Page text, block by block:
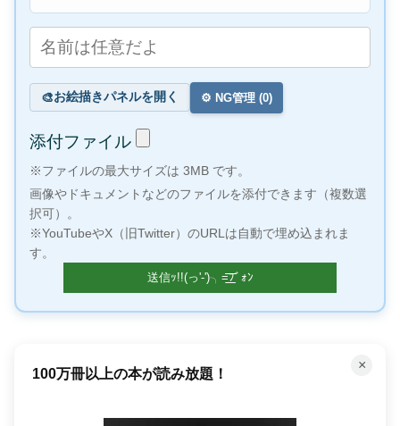
🎨お絵描きパネルを開く ⚙️ NG管理 (0)
添付ファイル
※ファイルの最大サイズは 3MB です。
画像やドキュメントなどのファイルを添付できます（複数選
択可）。
※YouTubeやX（旧Twitter）のURLは自動で埋め込まれま
す。
×
100万冊以上の本が読み放題！